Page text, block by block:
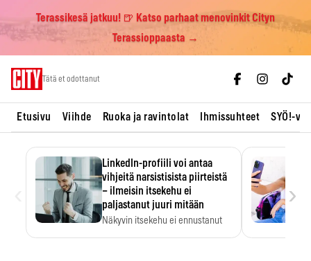
Terassikesä jatkuu! 🍺 Katso parhaat menovinkit Cityn
Terassioppaasta →
Tätä et odottanut
Etusivu Viihde Ruoka ja ravintolat Ihmissuhteet SYÖ!-
LinkedIn-profiili voi antaa
vihjeitä narsistisista piirteistä
– ilmeisin itsekehu ei
paljastanut juuri mitään
Näkyvin itsekehu ei ennustanut
›